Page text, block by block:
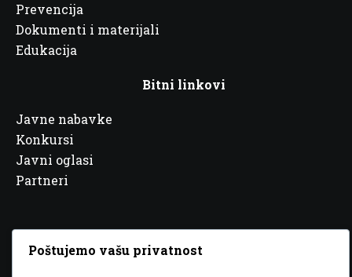
Prevencija
Dokumenti i materijali
Edukacija
Bitni linkovi
Javne nabavke
Konkursi
Javni oglasi
Partneri
Poštujemo vašu privatnost